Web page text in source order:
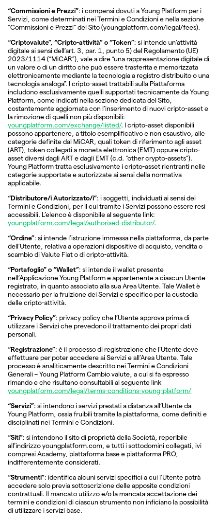
“Commissioni e Prezzi”: i compensi dovuti a Young Platform per i
Servizi, come determinati nei Termini e Condizioni e nella sezione
“Commissioni e Prezzi” del Sito (youngplatform.com/legal/fees).
“Criptovalute”, “Cripto-attività” o “Token”: si intende un’attività
digitale ai sensi dell’art. 3, par. 1, punto 5) del Regolamento (UE)
2023/1114 (“MiCAR”), vale a dire “una rappresentazione digitale di
un valore o di un diritto che può essere trasferita e memorizzata
elettronicamente mediante la tecnologia a registro distribuito o una
tecnologia analoga”. I cripto-asset trattabili sulla Piattaforma
includono esclusivamente quelli supportati tecnicamente da Young
Platform, come indicati nella sezione dedicata del Sito,
costantemente aggiornata con l’inserimento di nuovi cripto-asset e
la rimozione di quelli non più disponibili:
youngplatform.com/exchange/listed/. I cripto-asset disponibili
possono appartenere, a titolo esemplificativo e non esaustivo, alle
categorie definite dal MiCAR, quali token di riferimento agli asset
(ART), token collegati a moneta elettronica (EMT) oppure cripto-
asset diversi dagli ART e dagli EMT (c.d. “other crypto-assets”).
Young Platform tratta esclusivamente i cripto-asset rientranti nelle
categorie supportate e autorizzate ai sensi della normativa
applicabile.
“Distributore/i Autorizzato/i”: i soggetti, individuati ai sensi dei
Termini e Condizioni, per il cui tramite i Servizi possono essere resi
accessibili. L’elenco è disponibile al seguente link:
youngplatform.com/legal/authorised-distributor/.
“Ordine”: si intende l’istruzione immessa nella piattaforma, da parte
dell’Utente, relativa a operazioni dispositive di acquisto, vendita o
scambio di Valute Fiat o di cripto-attività.
“Portafoglio” o “Wallet”: si intende il wallet presente
nell’Applicazione Young Platform e appartenente a ciascun Utente
registrato, in quanto associato alla sua Area Utente. Tale Wallet è
necessario per la fruizione dei Servizi e specifico per la custodia
delle cripto-attività.
“Privacy Policy”: privacy policy che l’Utente approva prima di
utilizzare i Servizi che prevedono il trattamento dei propri dati
personali.
“Registrazione”: è il processo di registrazione che l’Utente deve
effettuare per poter accedere ai Servizi e all’Area Utente. Tale
processo è analiticamente descritto nei Termini e Condizioni
Generali – Young Platform Cambio valute, a cui si fa espresso
rimando e che risultano consultabili al seguente link
youngplatform.com/legal/terms-conditions-young-platform/
“Servizi”: si intendono i servizi prestati a distanza all’Utente da
Young Platform, ossia fruibili tramite la piattaforma, come definiti e
disciplinati nei Termini e Condizioni.
“Siti”: si intendono il sito di proprietà della Società, reperibile
all’indirizzo youngplatform.com, e tutti i sottodomini collegati, ivi
compresi Academy, piattaforma base e piattaforma PRO,
indifferentemente considerati.
“Strumenti”: identifica alcuni servizi specifici a cui l’Utente potrà
accedere solo previa sottoscrizione delle apposite condizioni
contrattuali. Il mancato utilizzo e/o la mancata accettazione dei
termini e condizioni di ciascun strumento non inficiano la possibilità
di utilizzare i servizi base.